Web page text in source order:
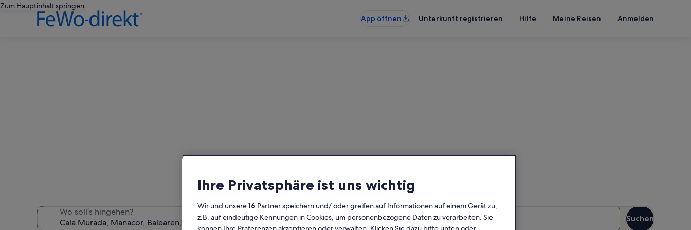
Zum Hauptinhalt springen
App öffnen
Unterkunft registrieren Hilfe Meine Reisen Anmelden
die Verfügbarkeit zu prüfen
Wo soll’s hingehen? Daten
Gäste
2 Gäste
Suchen
Ihre Privatsphäre ist uns wichtig
Wir und unsere16 Partner speichern und/ oder greifen auf Informationen auf einem Gerät zu,
z.B. auf eindeutige Kennungen in Cookies, um personenbezogene Daten zu verarbeiten. Sie